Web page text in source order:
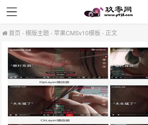
首页 -模版主题-苹果CMSv10模板 - 正文